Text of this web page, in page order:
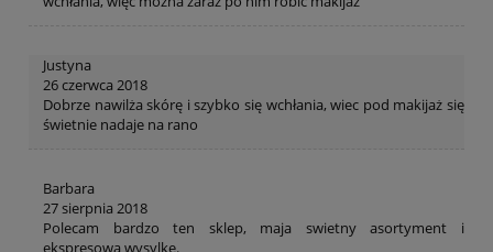
Justyna
26 czerwca 2018
Dobrze nawilża skórę i szybko się wchłania, wiec pod makijaż się
świetnie nadaje na rano
Barbara
27 sierpnia 2018
Polecam bardzo ten sklep, maja swietny asortyment i
ekspresowa wysylke.